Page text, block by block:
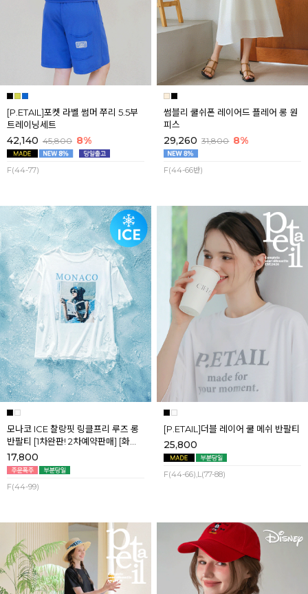
[P.ETAIL]포켓 라벨 썸머 쭈리 5.5부
트레이닝세트
42,140 45,800 8%
F(44-77)
썸블리 쿨쉬폰 레이어드 플레어 롱 원
피스
29,260 31,800 8%
F(44-66반)
모나코 ICE 찰랑핏 링클프리 루즈 롱
반팔티 [1차완판! 2차예약판매] [화이
트] 8월첫째주 순차배송
17,800
F(44-99)
[P.ETAIL]더블 레이어 쿨 메쉬 반팔티
25,800
F(44-66),L(77-88)